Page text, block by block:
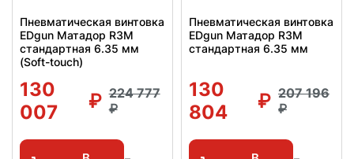
Пневматическая винтовка
EDgun Матадор R3M
стандартная 6.35 мм
(Soft-touch)
130
007
224 777
Пневматическая винтовка
EDgun Матадор R3M
стандартная 6.35 мм
130
804
207 196